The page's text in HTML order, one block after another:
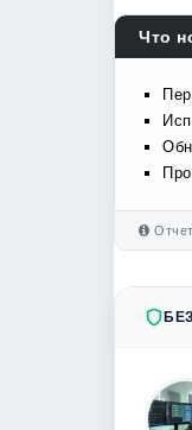
Что